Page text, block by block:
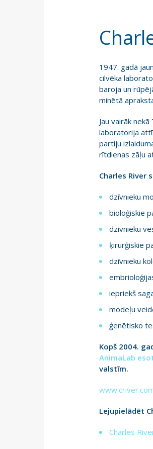
1947. gadā
cilvēka
baroja un
minētā
Jau vairāk
laboratorija
partiju
rītdienas zāļu
Charles River
dzīvnieku
bioloģiskie
dzīvnieku
ķirurģiskie
dzīvnieku
iepriekš
modeļu
ģenētisko
Kopš 2004.
AnimaLab
valstīm.
Lejupielādēt
Charles